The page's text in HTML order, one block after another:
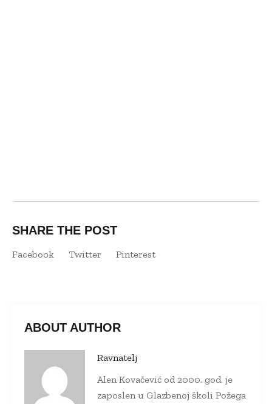
SHARE THE POST
Facebook Twitter Pinterest
ABOUT AUTHOR
Ravnatelj
Alen Kovačević od 2000. god. je
zaposlen u Glazbenoj školi Požega